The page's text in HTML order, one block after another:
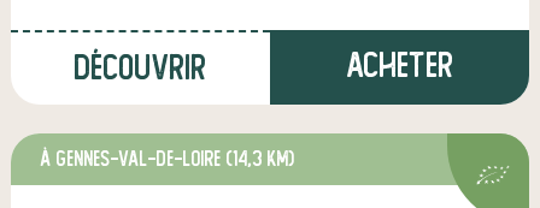
Découvrir Acheter
à Gennes-Val-de-Loire (14,3 km)